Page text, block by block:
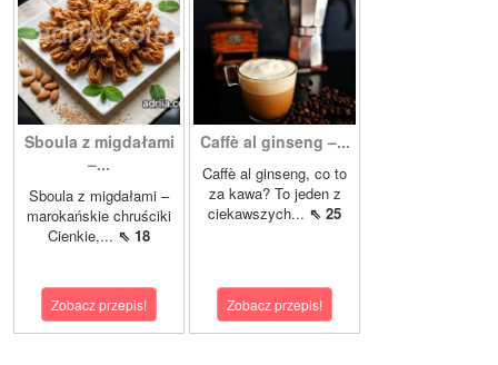
Sboula z migdałami
–...
Sboula z migdałami –
marokańskie chruściki
Cienkie,... ⇖ 18
Zobacz przepis!
Caffè al ginseng –...
Caffè al ginseng, co to
za kawa? To jeden z
ciekawszych... ⇖ 25
Zobacz przepis!